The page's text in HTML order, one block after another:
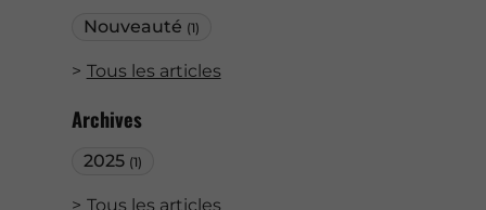
Nouveauté (1)
Tous les articles
Archives
2025 (1)
Tous les articles